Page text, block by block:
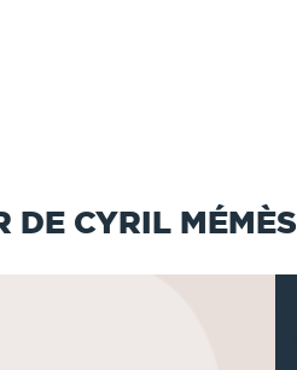
DE CYRIL MÉMÈS